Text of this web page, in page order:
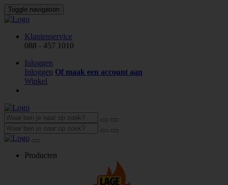
Toggle navigation
Klantenservice
088 - 457 1010
Inloggen
Inloggen Of maak een account aan
Winkel
Producten